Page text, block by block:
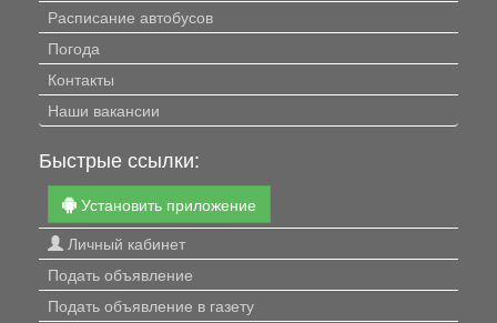
Расписание автобусов
Погода
Контакты
Наши вакансии
Быстрые ссылки:
Установить приложение
Личный кабинет
Подать объявление
Подать объявление в газету